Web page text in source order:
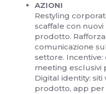
AZIONI
Restyling
scaffale con
prodotto.
comunicazione
settore. Incentive:
meeting esclusivi
Digital identity:
prodotto, app per